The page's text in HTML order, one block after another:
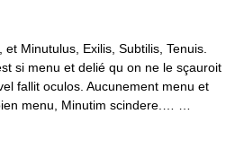
Minutulus, Exilis, Subtilis, Tenuis.
si menu et delié qu on ne le sçauroit
fallit oculos. Aucunement menu et
menu, Minutim scindere.… …